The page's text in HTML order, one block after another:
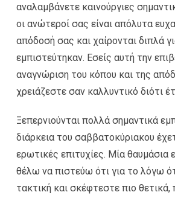
αναλαμβάνετε καινούργιες
οι ανώτεροί σας είναι απόλυτα
απόδοσή σας και χαίρονται διπλά
εμπιστεύτηκαν. Εσείς αυτή την
αναγνώριση του κόπου και της
χρειάζεστε σαν καλλυντικό διότι
Ξεπερνιούνται πολλά σημαντικά
διάρκεια του σαββατοκύριακου
ερωτικές επιτυχίες. Μία θαυμάσια
θέλω να πιστεύω ότι για το λόγω
τακτική και σκέφτεστε πιο